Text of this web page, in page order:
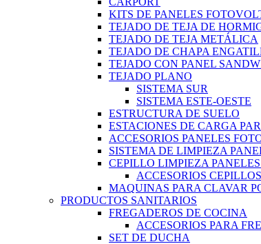
KITS DE PANELES
TEJADO DE TEJA DE
TEJADO DE TEJA METÁLICA
TEJADO DE CHAPA
TEJADO CON PANEL
TEJADO PLANO
SISTEMA SUR
SISTEMA ESTE-OESTE
ESTRUCTURA DE SUELO
ESTACIONES DE CARGA
ACCESORIOS PANELES
SISTEMA DE LIMPIEZA
CEPILLO LIMPIEZA
ACCESORIOS
MAQUINAS PARA CLAVAR
PRODUCTOS SANITARIOS
FREGADEROS DE COCINA
ACCESORIOS PARA
SET DE DUCHA